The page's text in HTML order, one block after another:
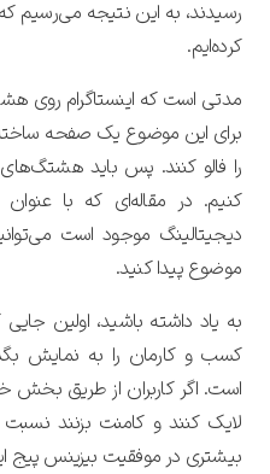
رسیدند، به این نتیجه
کرده‌ایم.
مدتی است که اینستاگرام روی
برای این موضوع یک صفحه
را فالو کنند. پس باید
کنیم. در مقاله‌ای که با عنوان
دیجیتالینگ موجود است
موضوع پیدا کنید.
به یاد داشته باشید، اولین
کسب و کارمان را به نمایش
است.اگر کاربران از طریق بخش
لایک کنند و کامنت بزنند
بیشتری در موفقیت بیزینس پیج